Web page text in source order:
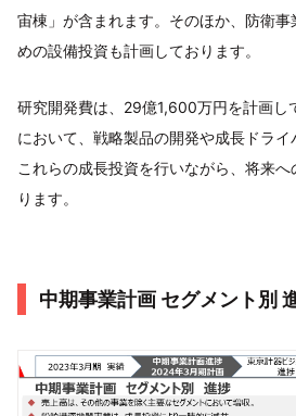
宙棟」が含まれます。そのほか、防衛
めの設備投資も計画しております。
研究開発費は、29億1,600万円を計画し
において、戦略製品の開発や成長ドライ
これらの成長投資を行いながら、将来
ります。
中期事業計画 セグメント別